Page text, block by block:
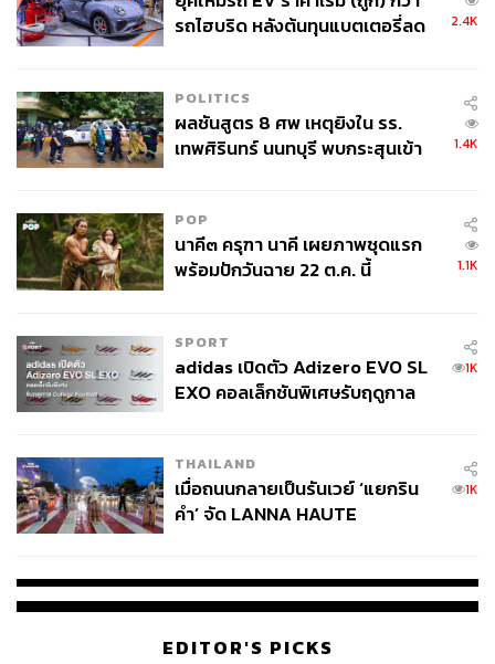
และไล่ยิ่งลักษณ์ออกจากตำแหน่ง ‘รักษาการนายกรัฐมนตรี’
จนในที่สุดแม้แต่ตำแหน่งรักษาการนายกฯ ก็ไม่หลงเหลือไว้
เมื่อวันที่ 7 พฤศภาคม 2557 ศาลรัฐธรรมนูญตัดสินว่าเธอ
มีความผิดจากกรณีสั่งย้าย ‘ถวิล เปลี่ยนศรี’ เลขาฯ สมช.
ทำให้เธอต้องหลุดจากตำแหน่ง ‘รักษาการนายกรัฐมนตรี’
23 มกราคม 2558 สภานิติบัญญัติแห่งชาติ (สนช.) ซึ่งแต่ง
ตำแหน่งนายกรัฐมนตรี และถูกตัดสิทธิ์ทางการเมือง 5 ปี
ยิ่งลักษณ์เป็นนักการเมืองในตระกูลชินวัตรคนที่ 5 ที่ถูกตัด
สิทธิ์ทางการเมือง 5 ปี หลังจาก ทักษิณ ชินวัตร, สมชาย วงศ์
รถไฮบริด หลังต้นทุนแบตเตอรี่ลด
2.4K
POLITICS
ผลชันสูตร 8 ศพ เหตุยิงใน รร.
เทพศิรินทร์ นนทบุรี พบกระสุนเข้า
1.4K
POP
นาคี๓ ครุฑา นาคี เผยภาพชุดแรก
พร้อมปักวันฉาย 22 ต.ค. นี้
1.1K
SPORT
adidas เปิดตัว Adizero EVO SL
EXO คอลเล็กชันพิเศษรับฤดูกาล
1K
THAILAND
เมื่อถนนกลายเป็นรันเวย์ ‘แยกริน
คำ’ จัด LANNA HAUTE
1K
EDITOR'S PICKS